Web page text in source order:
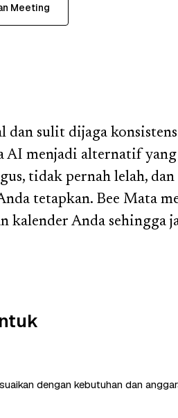
Meeting
dan sulit dijaga
AI menjadi alternatif
tidak pernah lelah, dan
tetapkan. Bee Mata
kalender Anda sehingga
dengan kebutuhan dan